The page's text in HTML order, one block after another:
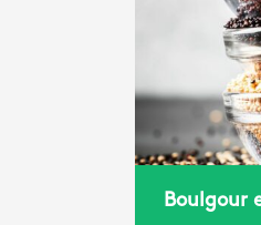
Boulgour